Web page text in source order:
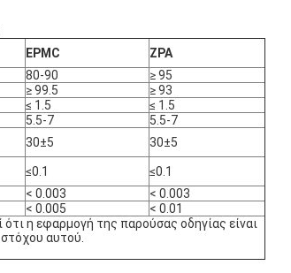
EPMC
ZPA
80-90
≥ 95
≥ 99.5
≥ 93
≤ 1.5
≤ 1.5
5.5-7
5.5-7
30±5
30±5
≤0.1
≤0.1
< 0.003
< 0.003
< 0.005 < 0.01
ότι η εφαρμογή της παρούσας οδηγίας είναι
αυτού.